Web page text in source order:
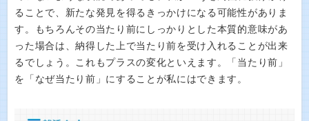
ることで、新たな発見を得るきっかけになる可能性がありま
す。もちろんその当たり前にしっかりとした本質的意味があ
った場合は、納得した上で当たり前を受け入れることが出来
るでしょう。これもプラスの変化といえます。「当たり前」
を「なぜ当たり前」にすることが私にはできます。